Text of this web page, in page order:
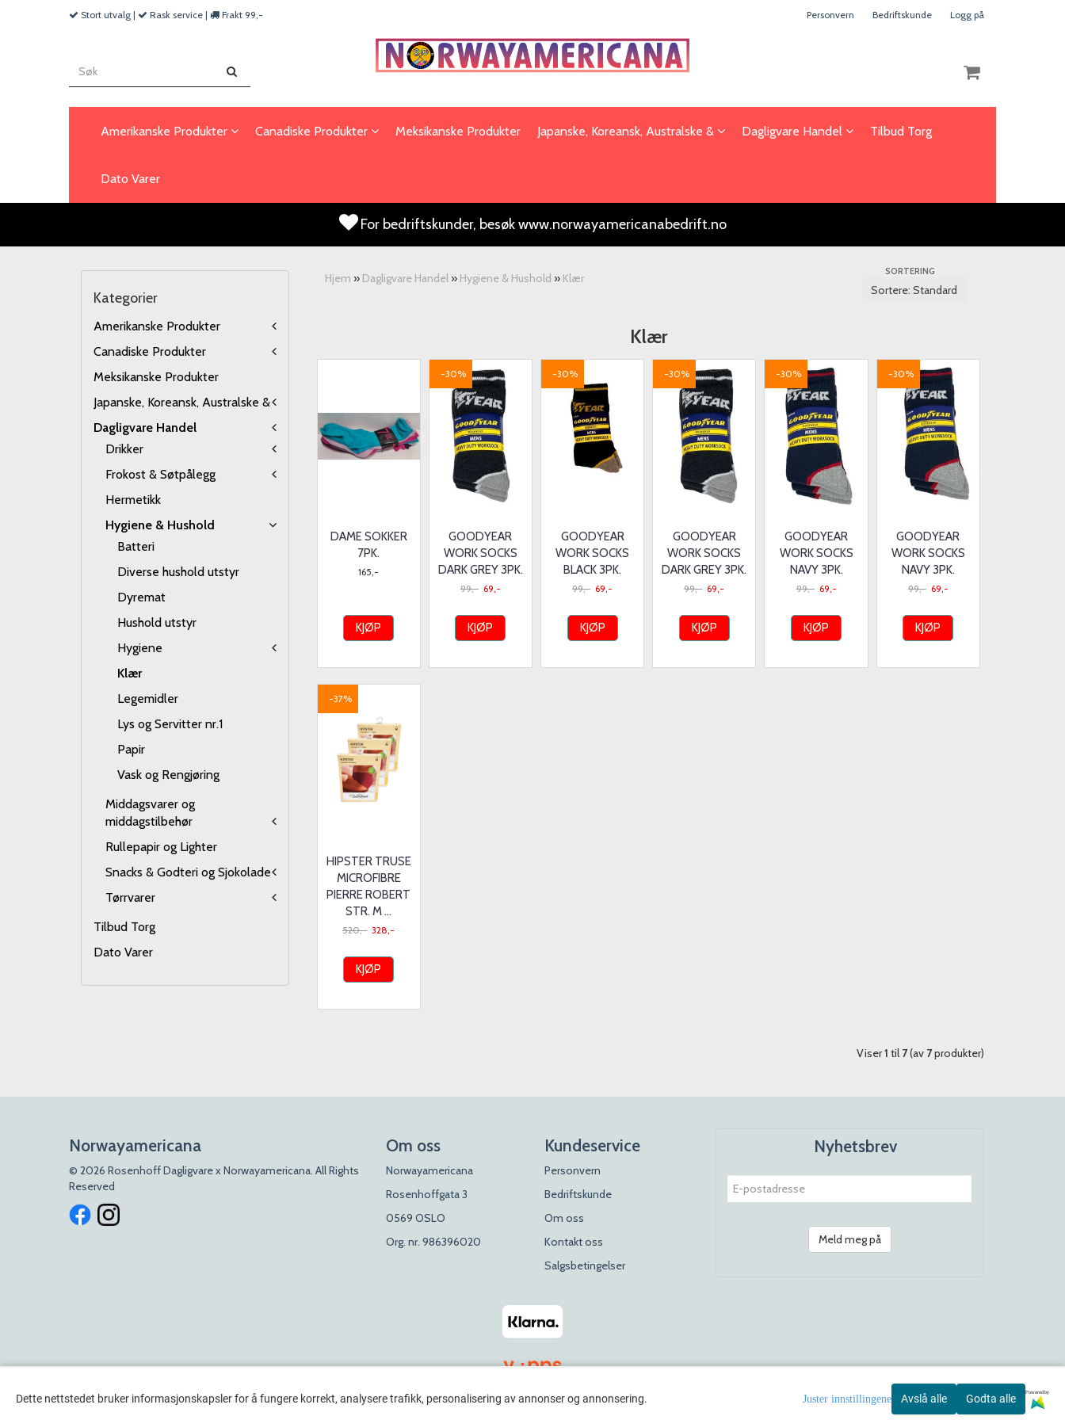
Stort utvalg | Rask service | Frakt 99,- Personvern Bedriftskunde Logg på
Amerikanske Produkter Canadiske Produkter Meksikanske Produkter Japanske, Koreansk, Australske & Dagligvare Handel Tilbud Torg
Dato Varer
For bedriftskunder, besøk www.norwayamericanabedrift.no
Kategorier
Amerikanske Produkter
Canadiske Produkter
Meksikanske Produkter
Japanske, Koreansk, Australske &
Dagligvare Handel
Drikker
Frokost & Søtpålegg
Hermetikk
Hygiene & Hushold
Batteri
Diverse hushold utstyr
Dyremat
Hushold utstyr
Hygiene
Klær
Legemidler
Lys og Servitter nr.1
Papir
Vask og Rengjøring
Middagsvarer og
middagstilbehør
Rullepapir og Lighter
Snacks & Godteri og Sjokolade
Tørrvarer
Tilbud Torg
Dato Varer
Hjem » Dagligvare Handel» Hygiene & Hushold » Klær SORTERING
Klær
DAME SOKKER
7PK.
165,-
KJØP
-30%
GOODYEAR
WORK SOCKS
DARK GREY 3PK.
99,- 69,-
KJØP
-30%
GOODYEAR
WORK SOCKS
BLACK 3PK.
99,- 69,-
KJØP
-30%
GOODYEAR
WORK SOCKS
DARK GREY 3PK.
99,- 69,-
KJØP
-30%
GOODYEAR
WORK SOCKS
NAVY 3PK.
99,- 69,-
KJØP
-30%
GOODYEAR
WORK SOCKS
NAVY 3PK.
99,- 69,-
KJØP
-37%
HIPSTER TRUSE
MICROFIBRE
PIERRE ROBERT
STR. M ...
520,- 328,-
KJØP
Viser1 til 7(av 7produkter)
Norwayamericana
© 2026 Rosenhoff Dagligvare x Norwayamericana. All Rights
Reserved
Om oss
Norwayamericana
Rosenhoffgata 3
0569 OSLO
Org. nr. 986396020
Kundeservice
Personvern
Bedriftskunde
Om oss
Kontakt oss
Salgsbetingelser
Nyhetsbrev
Meld meg på
Dette nettstedet bruker informasjonskapsler for å fungere korrekt, analysere trafikk, personalisering av annonser og annonsering. Avslå alle Godta alle
Powered by
Juster innstillingene